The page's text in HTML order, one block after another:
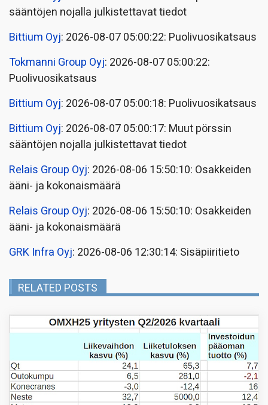
sääntöjen nojalla julkistettavat tiedot
Bittium Oyj: 2026-08-07 05:00:22: Puolivuosikatsaus
Tokmanni Group Oyj: 2026-08-07 05:00:22:
Puolivuosikatsaus
Bittium Oyj: 2026-08-07 05:00:18: Puolivuosikatsaus
Bittium Oyj: 2026-08-07 05:00:17: Muut pörssin
sääntöjen nojalla julkistettavat tiedot
Relais Group Oyj: 2026-08-06 15:50:10: Osakkeiden
ääni- ja kokonaismäärä
Relais Group Oyj: 2026-08-06 15:50:10: Osakkeiden
ääni- ja kokonaismäärä
GRK Infra Oyj: 2026-08-06 12:30:14: Sisäpiiritieto
RELATED POSTS